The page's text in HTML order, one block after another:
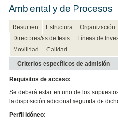
Ambiental y de Procesos
Resumen Estructura Organización
Directores/as de tesis
Líneas de
Movilidad
Calidad
Criterios específicos de admisión
Requisitos de acceso:
Se deberá estar en uno de los
la disposición adicional segunda de
Perfil idóneo: